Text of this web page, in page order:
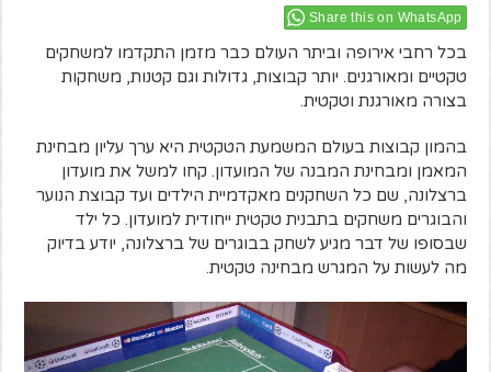
Share this on WhatsApp
בכל רחבי אירופה וביתר העולם כבר מזמן התקדמו למשחקים
טקטיים ומאורגנים. יותר קבוצות, גדולות וגם קטנות, משחקות
בצורה מאורגנת וטקטית.
בהמון קבוצות בעולם המשמעת הטקטית היא ערך עליון מבחינת
המאמן ומבחינת המבנה של המועדון. קחו למשל את מועדון
ברצלונה, שם כל השחקנים מאקדמיית הילדים ועד קבוצת הנוער
והבוגרים משחקים בתבנית טקטית ייחודית למועדון. כל ילד
שבסופו של דבר מגיע לשחק בבוגרים של ברצלונה, יודע בדיוק
מה לעשות על המגרש מבחינה טקטית.